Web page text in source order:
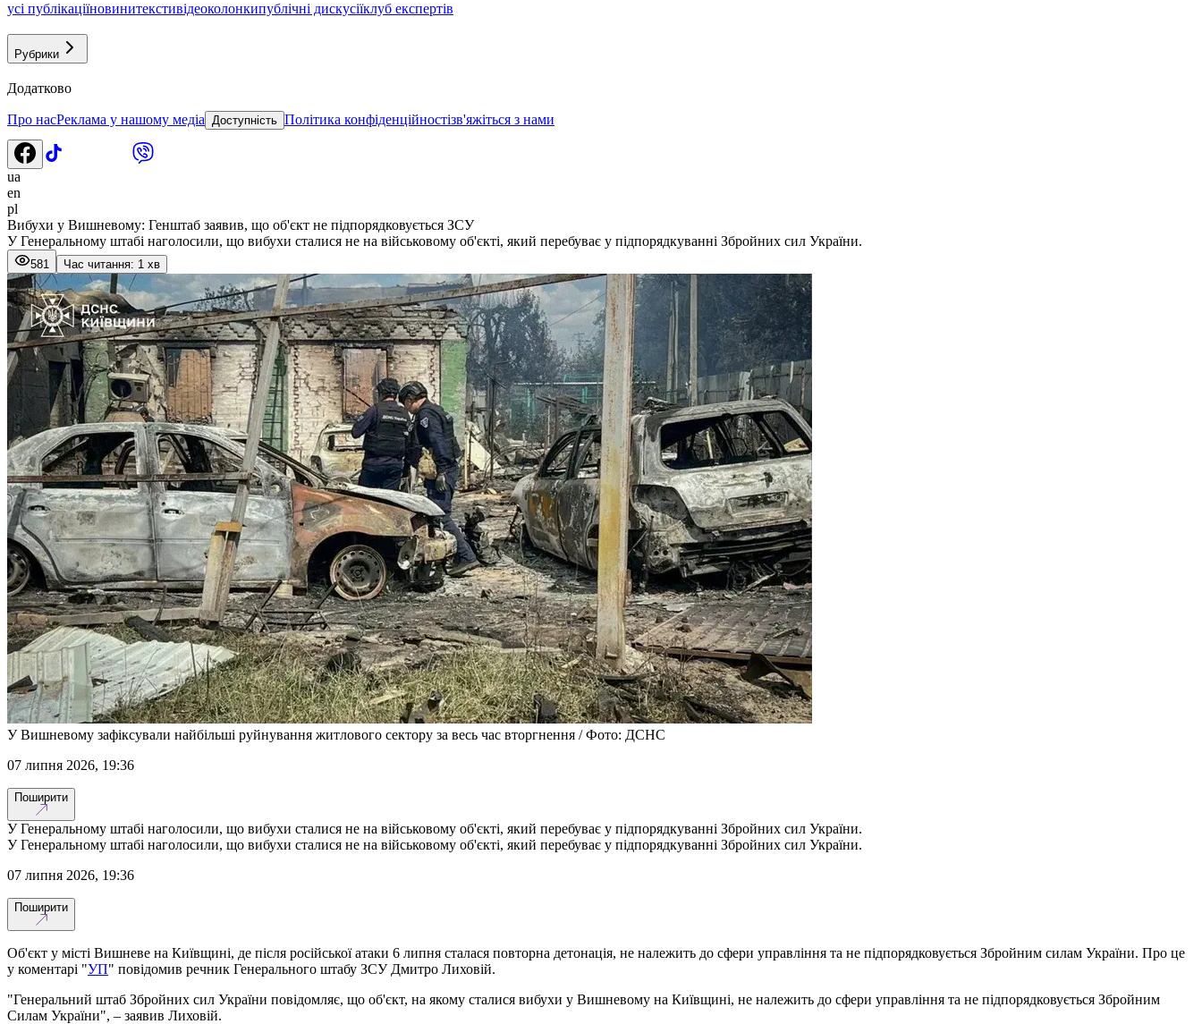
усі публікаціїновинитекстивідеоколонкипублічні дискусіїклуб експертів
Рубрики
Додатково
Про насРеклама у нашому медіа Доступність Політика конфіденційностізв'яжіться з нами
ua
en
pl
Вибухи у Вишневому: Генштаб заявив, що об'єкт не підпорядковується ЗСУ
У Генеральному штабі наголосили, що вибухи сталися не на військовому об'єкті, який перебуває у підпорядкуванні Збройних сил України.
581 Час читання: 1 хв
У Вишневому зафіксували найбільші руйнування житлового сектору за весь час вторгнення / Фото: ДСНС
07 липня 2026, 19:36
Поширити
У Генеральному штабі наголосили, що вибухи сталися не на військовому об'єкті, який перебуває у підпорядкуванні Збройних сил України.
У Генеральному штабі наголосили, що вибухи сталися не на військовому об'єкті, який перебуває у підпорядкуванні Збройних сил України.
07 липня 2026, 19:36
Поширити
Об'єкт у місті Вишневе на Київщині, де після російської атаки 6 липня сталася повторна детонація, не належить до сфери управління та не підпорядковується Збройним силам України. Про це
у коментарі "УП" повідомив речник Генерального штабу ЗСУ Дмитро Лиховій.
"Генеральний штаб Збройних сил України повідомляє, що об'єкт, на якому сталися вибухи у Вишневому на Київщині, не належить до сфери управління та не підпорядковується Збройним
Силам України", – заявив Лиховій.